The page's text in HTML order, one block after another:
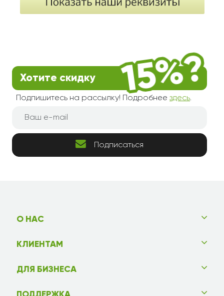
Хотите скидку
Подпишитесь на рассылку! Подробнее здесь.
Подписаться
О НАС
КЛИЕНТАМ
ДЛЯ БИЗНЕСА